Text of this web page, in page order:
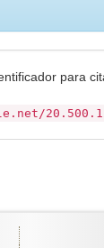
para